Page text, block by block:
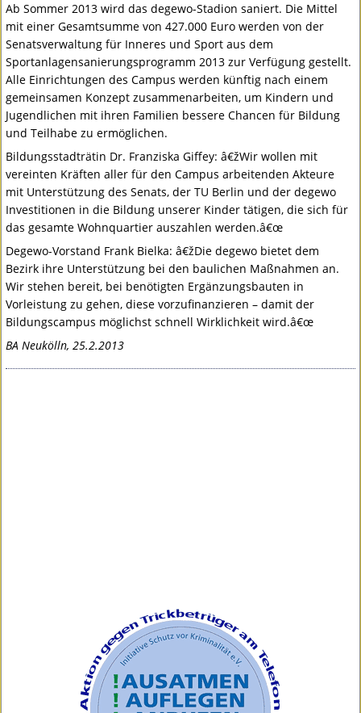
Ab Sommer 2013 wird das degewo-Stadion saniert. Die Mittel
mit einer Gesamtsumme von 427.000 Euro werden von der
Senatsverwaltung für Inneres und Sport aus dem
Sportanlagensanierungsprogramm 2013 zur Verfügung gestellt.
Alle Einrichtungen des Campus werden künftig nach einem
gemeinsamen Konzept zusammenarbeiten, um Kindern und
Jugendlichen mit ihren Familien bessere Chancen für Bildung
und Teilhabe zu ermöglichen.
Bildungsstadträtin Dr. Franziska Giffey: â€žWir wollen mit
vereinten Kräften aller für den Campus arbeitenden Akteure
mit Unterstützung des Senats, der TU Berlin und der degewo
Investitionen in die Bildung unserer Kinder tätigen, die sich für
das gesamte Wohnquartier auszahlen werden.â€œ
Degewo-Vorstand Frank Bielka: â€žDie degewo bietet dem
Bezirk ihre Unterstützung bei den baulichen Maßnahmen an.
Wir stehen bereit, bei benötigten Ergänzungsbauten in
Vorleistung zu gehen, diese vorzufinanzieren – damit der
Bildungscampus möglichst schnell Wirklichkeit wird.â€œ
BA Neukölln, 25.2.2013